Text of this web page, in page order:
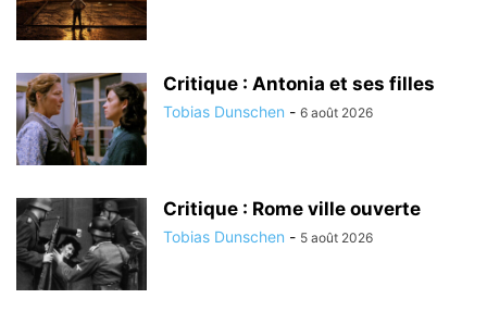
Critique : Antonia et ses filles
Tobias Dunschen - 6 août 2026
Critique : Rome ville ouverte
Tobias Dunschen - 5 août 2026